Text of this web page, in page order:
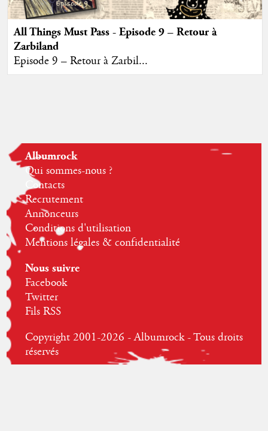
All Things Must Pass - Episode 9 – Retour à
Zarbiland
Episode 9 – Retour à Zarbil...
Albumrock
Qui sommes-nous ?
Contacts
Recrutement
Annonceurs
Conditions d'utilisation
Mentions légales & confidentialité
Nous suivre
Facebook
Twitter
Fils RSS
Copyright 2001-2026 - Albumrock - Tous droits
réservés